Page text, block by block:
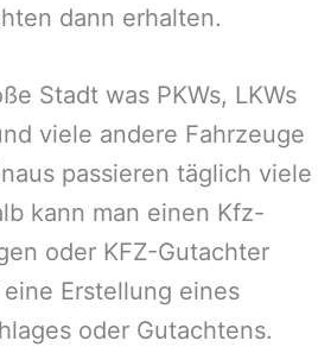
dann erhalten.
Stadt was PKWs, LKWs
viele andere Fahrzeuge
passieren täglich viele
kann man einen Kfz-
oder KFZ-Gutachter
Erstellung eines
oder Gutachtens.